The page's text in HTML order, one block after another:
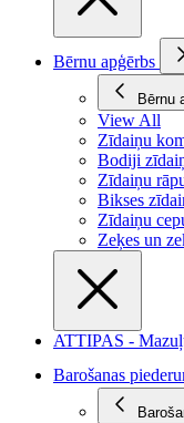
Bērnu apģērbs
Bērnu
View All
Zīdaiņu
Bodiji
Zīdaiņu
Bikses
Zīdaiņu
Zeķes un
ATTIPAS -
Barošanas